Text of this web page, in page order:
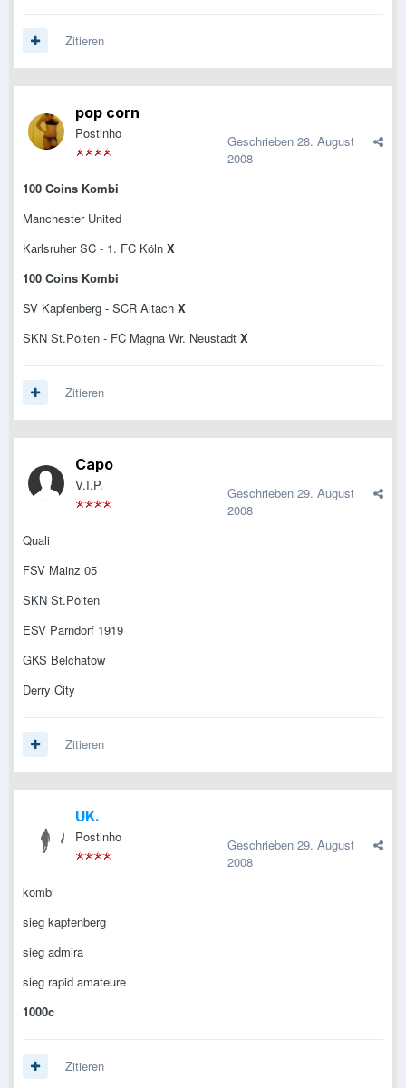
Zitieren
pop corn
Postinho Geschrieben 28. August
2008
100 Coins Kombi
Manchester United
Karlsruher SC - 1. FC Köln X
100 Coins Kombi
SV Kapfenberg - SCR Altach X
SKN St.Pölten - FC Magna Wr. Neustadt X
Zitieren
Capo
V.I.P. Geschrieben 29. August
2008
Quali
FSV Mainz 05
SKN St.Pölten
ESV Parndorf 1919
GKS Belchatow
Derry City
Zitieren
UK.
Postinho Geschrieben 29. August
2008
kombi
sieg kapfenberg
sieg admira
sieg rapid amateure
1000c
Zitieren